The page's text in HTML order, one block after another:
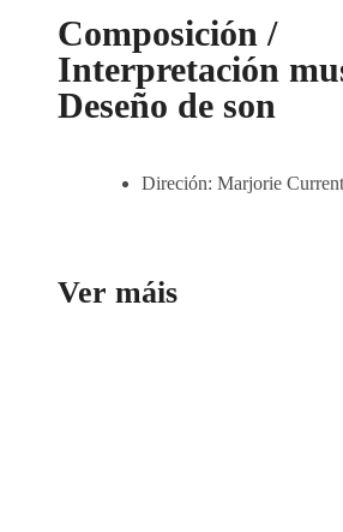
Composición /
Interpretación
Deseño de son
Direción: Marjorie
Ver máis